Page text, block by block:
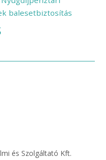
balesetbiztosítás
és Szolgáltató Kft.